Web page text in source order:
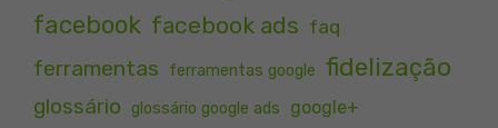
facebook facebook ads faq
ferramentas ferramentas google fidelização
glossário glossário google ads google+